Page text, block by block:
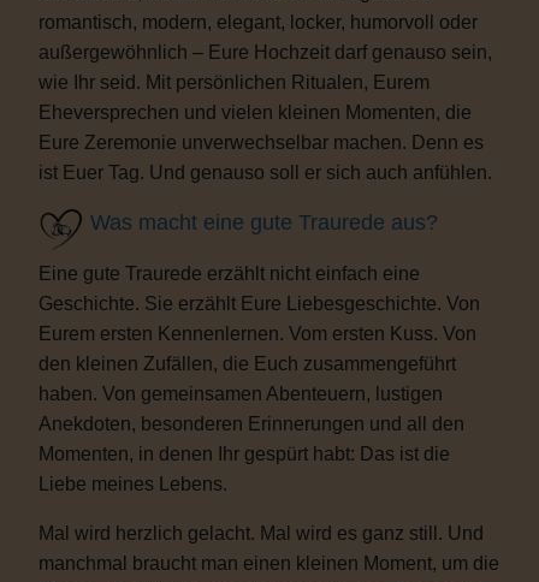
romantisch, modern, elegant, locker, humorvoll oder
außergewöhnlich – Eure Hochzeit darf genauso sein,
wie Ihr seid. Mit persönlichen Ritualen, Eurem
Eheversprechen und vielen kleinen Momenten, die
Eure Zeremonie unverwechselbar machen. Denn es
ist Euer Tag. Und genauso soll er sich auch anfühlen.
Was macht eine gute Traurede aus?
Eine gute Traurede erzählt nicht einfach eine
Geschichte. Sie erzählt Eure Liebesgeschichte. Von
Eurem ersten Kennenlernen. Vom ersten Kuss. Von
den kleinen Zufällen, die Euch zusammengeführt
haben. Von gemeinsamen Abenteuern, lustigen
Anekdoten, besonderen Erinnerungen und all den
Momenten, in denen Ihr gespürt habt: Das ist die
Liebe meines Lebens.
Mal wird herzlich gelacht. Mal wird es ganz still. Und
manchmal braucht man einen kleinen Moment, um die